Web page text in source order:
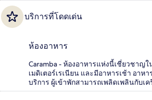
บริการที่โดดเด่น
ห้องอาหาร
Caramba - ห้องอาหารแห่งนี้เชี่ยวชาญ
เมดิเตอร์เรเนียน และมีอาหารเช้า อาห
บริการ ผู้เข้าพักสามารถเพลิดเพลินกับเ